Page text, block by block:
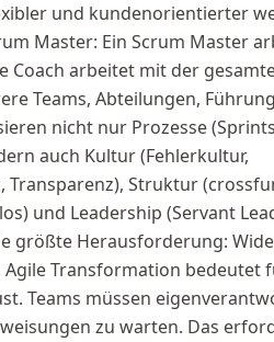
und kundenorientierter
Master: Ein Scrum Master
Coach arbeitet mit der
Teams, Abteilungen,
nicht nur Prozesse
auch Kultur (Fehlerkultur,
Transparenz), Struktur
und Leadership (Servant
größte Herausforderung:
Transformation bedeutet
Teams müssen
zu warten. Das